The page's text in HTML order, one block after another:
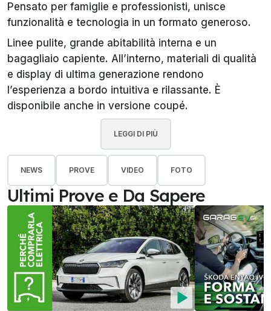
Pensato per famiglie e professionisti, unisce
funzionalità e tecnologia in un formato generoso.
Linee pulite, grande abitabilità interna e un
bagagliaio capiente. All’interno, materiali di qualità
e display di ultima generazione rendono
l’esperienza a bordo intuitiva e rilassante. È
disponibile anche in versione coupé.
LEGGI DI PIÙ
NEWS PROVE VIDEO FOTO
Ultimi Prove e Da Sapere